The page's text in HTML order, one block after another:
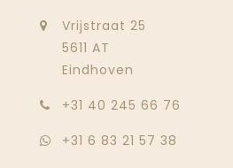
Vrijstraat 25
5611 AT
Eindhoven
‭+31 40 245 66 76
+31 6 83 21 57 38